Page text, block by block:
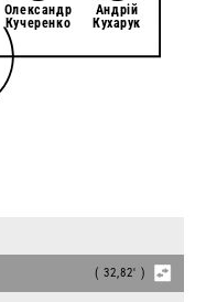
Олександр
Кучеренко
Андрій
Кухарук
( 32,82' )